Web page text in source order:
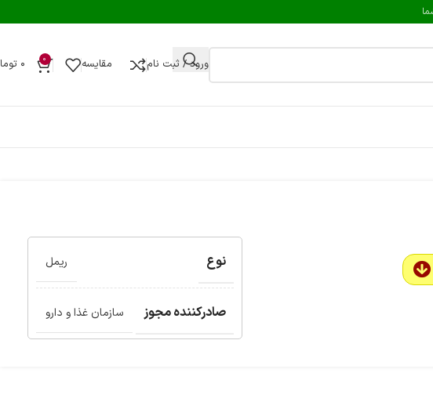
ورود / ثبت نام مقایسه 0 ۰
نوع ریمل
صادرکننده مجوز سازمان غذا و دارو